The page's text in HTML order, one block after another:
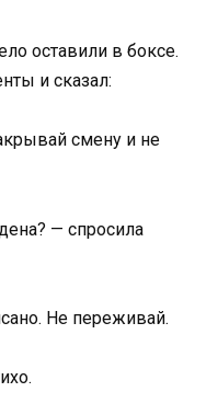
оставили в боксе.
и сказал:
смену и не
— спросила
Не переживай.